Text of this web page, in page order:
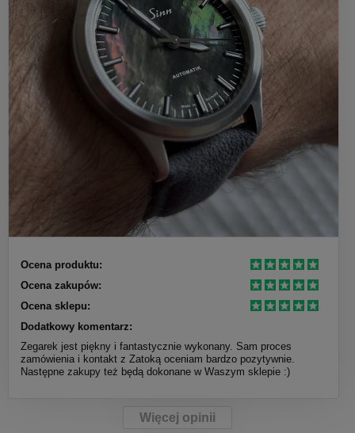
Ocena produktu:
Ocena zakupów:
Ocena sklepu:
Dodatkowy komentarz:
Zegarek jest piękny i fantastycznie wykonany. Sam proces
zamówienia i kontakt z Zatoką oceniam bardzo pozytywnie.
Następne zakupy też będą dokonane w Waszym sklepie :)
Więcej opinii